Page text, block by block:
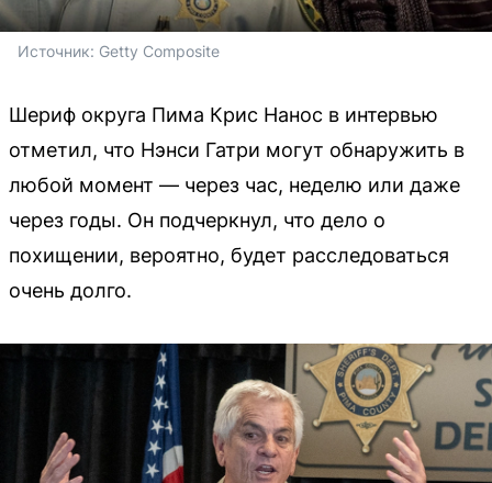
Источник: Getty Composite
Шериф округа Пима Крис Нанос в интервью
отметил, что Нэнси Гатри могут обнаружить в
любой момент — через час, неделю или даже
через годы. Он подчеркнул, что дело о
похищении, вероятно, будет расследоваться
очень долго.